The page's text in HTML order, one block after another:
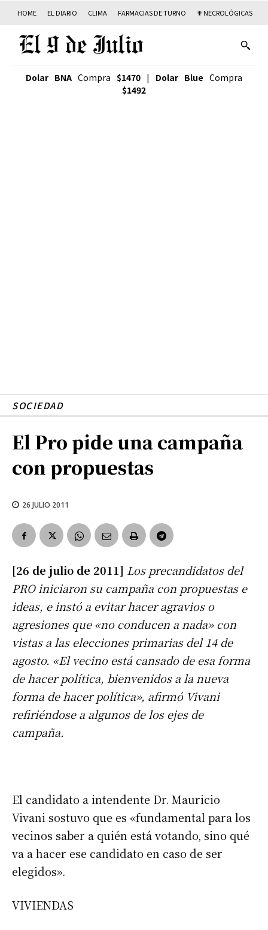
HOME EL DIARIO CLIMA FARMACIAS DE TURNO ✟ NECROLÓGICAS
Dolar BNA Compra $1470 | Dolar Blue Compra
$1492
SOCIEDAD
El Pro pide una campaña
con propuestas
26 JULIO 2011
[26 de julio de 2011] Los precandidatos del
PRO iniciaron su campaña con propuestas e
ideas, e instó a evitar hacer agravios o
agresiones que «no conducen a nada» con
vistas a las elecciones primarias del 14 de
agosto. «El vecino está cansado de esa forma
de hacer política, bienvenidos a la nueva
forma de hacer política», afirmó Vivani
refiriéndose a algunos de los ejes de
campaña.
El candidato a intendente Dr. Mauricio
Vivani sostuvo que es «fundamental para los
vecinos saber a quién está votando, sino qué
va a hacer ese candidato en caso de ser
elegidos».
VIVIENDAS